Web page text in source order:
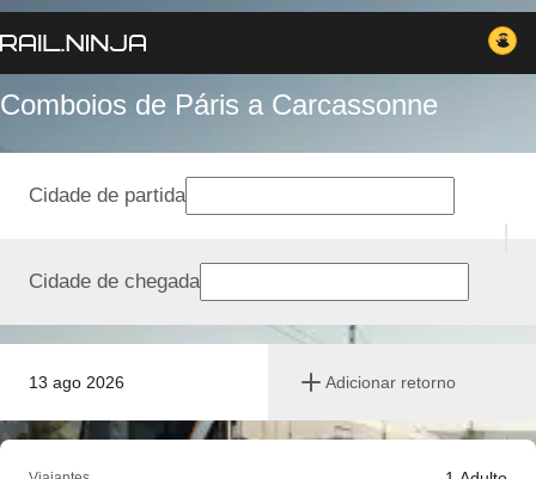
Comboios de Páris a Carcassonne
13 ago 2026 Adicionar retorno
Cidade de partida
Cidade de chegada